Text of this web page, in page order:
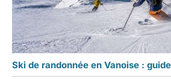
Ski de randonnée en Vanoise :